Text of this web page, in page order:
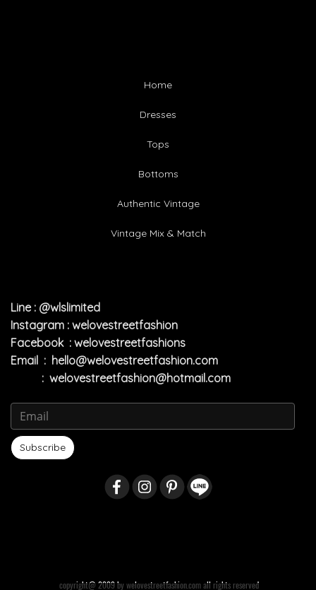
Home
Dresses
Tops
Bottoms
Authentic Vintage
Vintage Mix & Match
Line : @wlslimited
Instagram : welovestreetfashion
Facebook : welovestreetfashions
Email : hello@welovestreetfashion.com
: welovestreetfashion@hotmail.com
Subscribe
copyright@ 2009 by welovestreetfashion.com all rights reserved